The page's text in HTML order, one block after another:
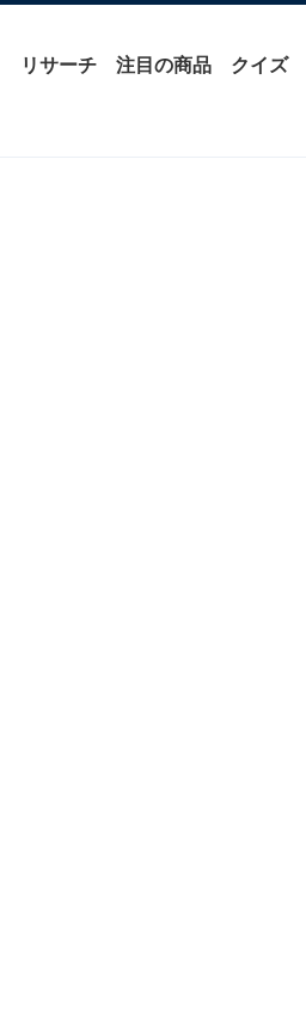
リサーチ 注目の商品 クイズ